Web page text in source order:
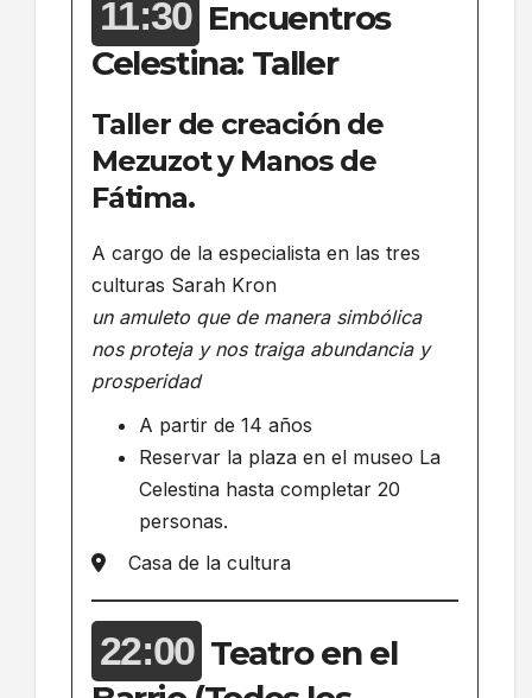
11:30 Encuentros
Celestina: Taller
Taller de creación de
Mezuzot y Manos de
Fátima.
A cargo de la especialista en las tres
culturas Sarah Kron
un amuleto que de manera simbólica
nos proteja y nos traiga abundancia y
prosperidad
A partir de 14 años
Reservar la plaza en el museo La
Celestina hasta completar 20
personas.
Casa de la cultura
22:00 Teatro en el